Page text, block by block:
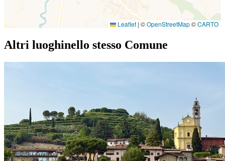
Leaflet | ©OpenStreetMap©CARTO
Altri luoghinello stesso Comune